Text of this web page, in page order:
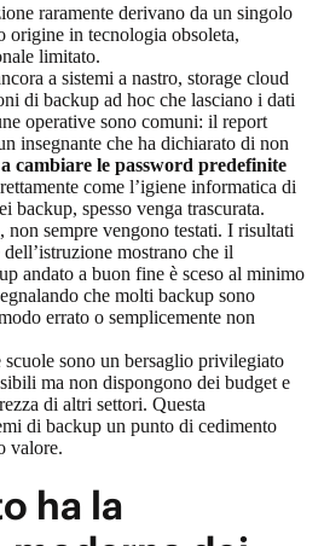
raramente derivano da un singolo
origine in tecnologia obsoleta,
limitato.
a sistemi a nastro, storage cloud
di backup ad hoc che lasciano i dati
operative sono comuni: il report
insegnante che ha dichiarato di non
cambiare le password predefinite
come l’igiene informatica di
backup, spesso venga trascurata.
sempre vengono testati. I risultati
mostrano che il
andato a buon fine è sceso al minimo
che molti backup sono
errato o semplicemente non
sono un bersaglio privilegiato
ma non dispongono dei budget e
di altri settori. Questa
di backup un punto di cedimento
valore.
ha la